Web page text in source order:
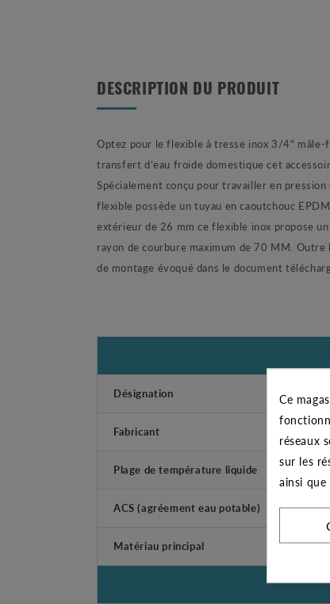
DESCRIPTION DU PRODUIT
Optez pour le flexible à tresse inox 3/4"
transfert d’eau froide domestique cet
Spécialement conçu pour travailler en
flexible possède un tuyau en caoutchouc
extérieur de 26 mm ce flexible inox propose
rayon de courbure maximum de 70 MM.
de montage évoqué dans le document
Désignation
Fabricant
Plage de température liquide
ACS (agréement eau potable)
Matériau principal
Ce
réseaux
sur les
ainsi